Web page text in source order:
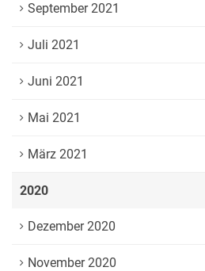
September 2021
Juli 2021
Juni 2021
Mai 2021
März 2021
2020
Dezember 2020
November 2020